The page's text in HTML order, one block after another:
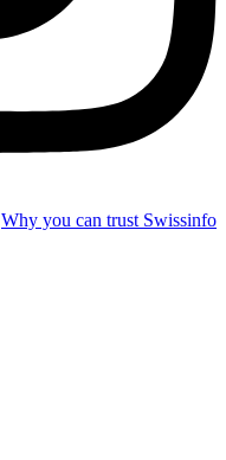
Why you can trust Swissinfo